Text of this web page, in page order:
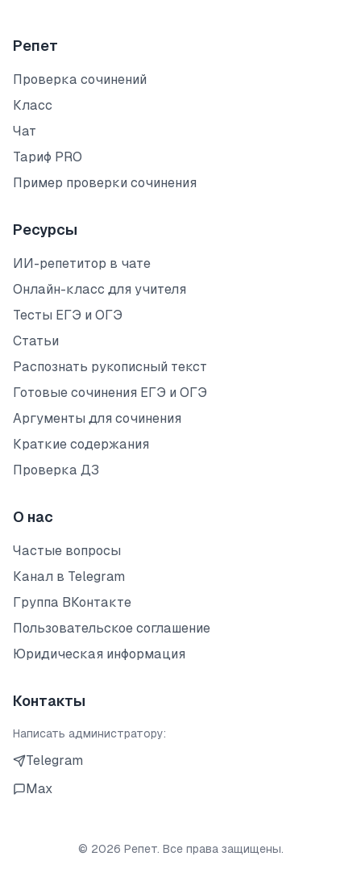
Репет
Проверка сочинений
Класс
Чат
Тариф PRO
Пример проверки сочинения
Ресурсы
ИИ-репетитор в чате
Онлайн-класс для учителя
Тесты ЕГЭ и ОГЭ
Статьи
Распознать рукописный текст
Готовые сочинения ЕГЭ и ОГЭ
Аргументы для сочинения
Краткие содержания
Проверка ДЗ
О нас
Частые вопросы
Канал в Telegram
Группа ВКонтакте
Пользовательское соглашение
Юридическая информация
Контакты
Написать администратору:
Telegram
Max
© 2026 Репет. Все права защищены.